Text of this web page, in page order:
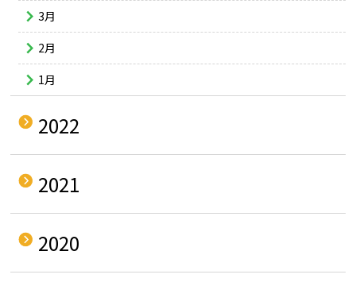
3月
2月
1月
2022
2021
2020